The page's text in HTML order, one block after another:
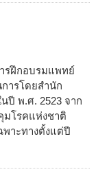
ารฝึกอบรมแพทย์
ารโดยสำนัก
ปี พ.ศ. 2523 จาก
มโรคแห่งชาติ
พาะทางตั้งแต่ปี